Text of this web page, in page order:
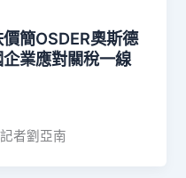
簡OSDER奧斯德
業應對關稅一線
者劉亞南